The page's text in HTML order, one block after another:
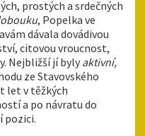
prostých a srdečných
, Popelka ve
dávala dovádivou
citovou vroucnost,
Nejbližší jí byly aktivní,
ze Stavovského
let v těžkých
a po návratu do
pozici.